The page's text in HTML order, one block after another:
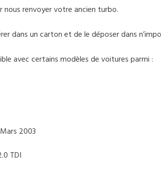
nous renvoyer votre ancien turbo.
dans un carton et de le déposer dans
avec certains modèles de voitures parmi :
2003
TDI